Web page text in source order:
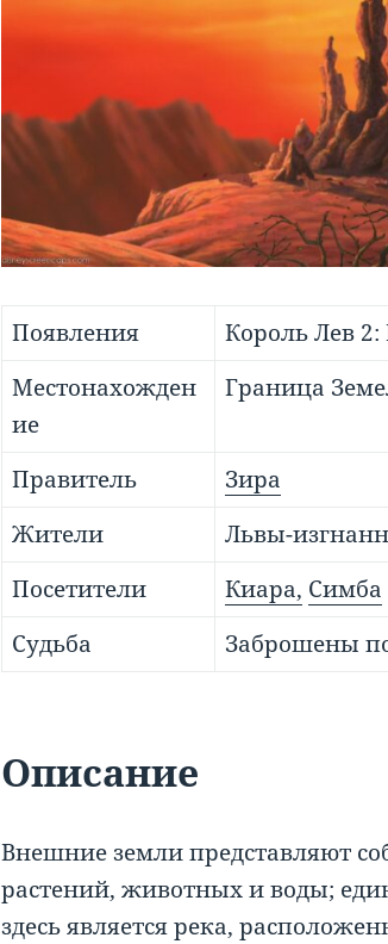
Появления
Король Лев
Местонахожден
ие
Граница
Правитель
Зира
Жители
Львы-
Посетители
Киара, Симба
Судьба
Заброшены
Описание
Внешние земли представляют
растений, животных и воды;
здесь является река,